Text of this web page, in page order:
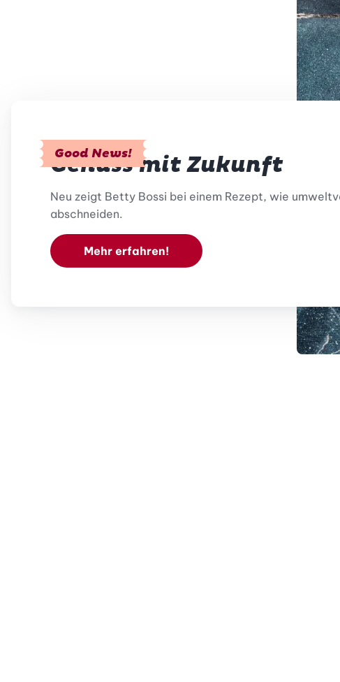
Good News!
Genuss mit Zukunft
Neu zeigt Betty Bossi bei einem Rezept, wie
abschneiden.
Mehr erfahren!